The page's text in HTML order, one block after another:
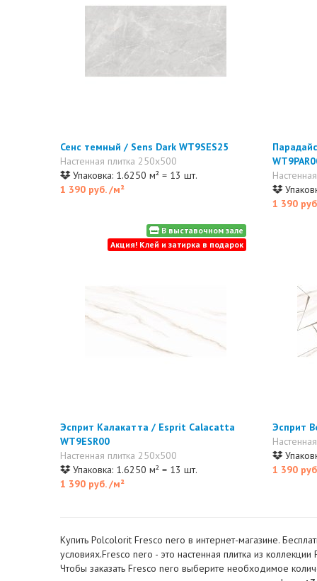
Сенс темный / Sens Dark WT9SES25
Настенная плитка 250x500
Упаковка: 1.6250 м² = 13 шт.
1 390 руб./м²
1 390
В выставочном зале
Акция! Клей и затирка в подарок
Эсприт Калакатта / Esprit Calacatta
WT9ESR00
Настенная плитка 250x500
Упаковка: 1.6250 м² = 13 шт.
1 390 руб./м²
Эсприт
1 390
Купить Polcolorit Fresco nero в интернет-магазине.
условиях.Fresco nero - это настенная плитка из
Чтобы заказать Fresco nero выберите необходимое